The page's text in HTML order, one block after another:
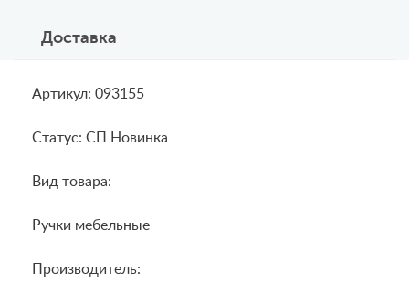
Доставка
Артикул: 093155
Статус: СП Новинка
Вид товара:
Ручки мебельные
Производитель: